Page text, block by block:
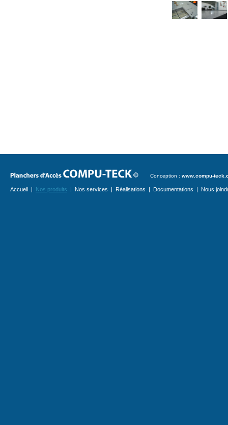
Conception : www.compu-
Accueil | Nos produits | Nos services | Réalisations | Documentations | Nous